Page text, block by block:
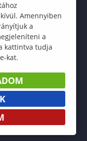
Amennyiben
a
a
kattintva tudja
kat.